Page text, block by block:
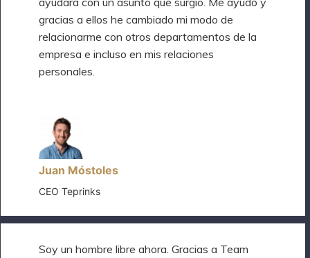
gracias a ellos he cambiado mi modo de
relacionarme con otros departamentos de la
empresa e incluso en mis relaciones
personales.
Juan Móstoles
CEO Teprinks
Soy un hombre libre ahora. Gracias a Team